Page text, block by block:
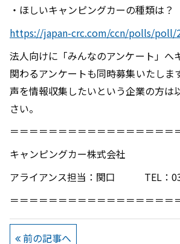
・ほしいキャンピングカーの種類は？
https://japan-crc.com/ccn/polls/poll/
法人向けに「みんなのアンケート」へ
関わるアンケートも同時募集いたしま
声を情報収集したいという企業の方は
さい。
＝＝＝＝＝＝＝＝＝＝＝＝＝＝＝＝＝
キャンピングカー株式会社
アライアンス担当：関口 TEL：
＝＝＝＝＝＝＝＝＝＝＝＝＝＝＝＝＝
前の記事へ